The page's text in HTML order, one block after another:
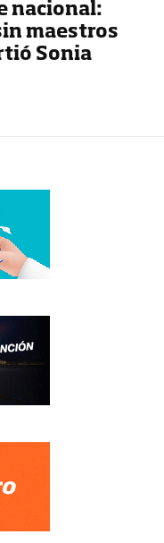
nacional:
maestros
Sonia